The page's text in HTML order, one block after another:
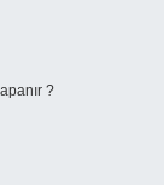
?